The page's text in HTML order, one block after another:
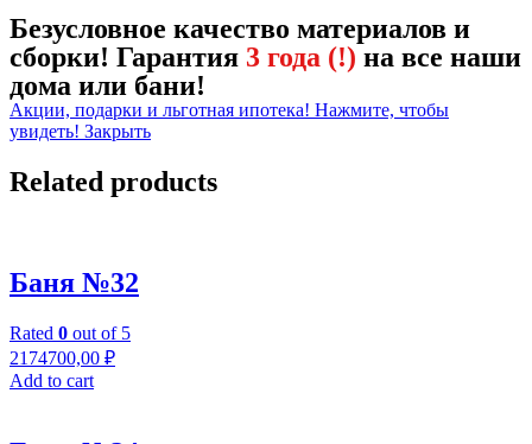
Безусловное качество материалов и
сборки! Гарантия 3 года (!) на все наши
дома или бани!
Акции, подарки и льготная ипотека! Нажмите, чтобы
увидеть! Закрыть
Related products
Баня №32
Rated 0 out of 5
2174700,00 ₽
Add to cart